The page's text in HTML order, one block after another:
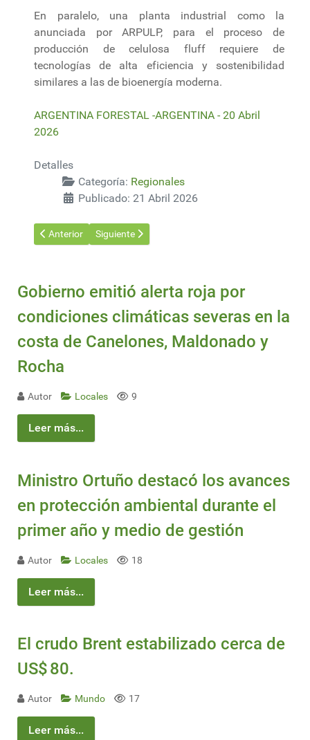
En paralelo, una planta industrial como la
anunciada por ARPULP, para el proceso de
producción de celulosa fluff requiere de
tecnologías de alta eficiencia y sostenibilidad
similares a las de bioenergía moderna.
ARGENTINA FORESTAL -ARGENTINA - 20 Abril
2026
Detalles
Categoría: Regionales
Publicado: 21 Abril 2026
Artículo anterior: Corrientes -La planta de celulosa fluff de
Anterior Artículo siguiente: JOTEFA 2026 abrió un
Siguiente
Gobierno emitió alerta roja por
condiciones climáticas severas en la
costa de Canelones, Maldonado y
Rocha
Autor Locales 9
Leer más...
Ministro Ortuño destacó los avances
en protección ambiental durante el
primer año y medio de gestión
Autor Locales 18
Leer más...
El crudo Brent estabilizado cerca de
US$ 80.
Autor Mundo 17
Leer más...